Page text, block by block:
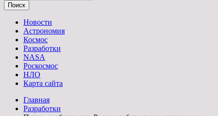
Поиск
Новости
Астрономия
Космос
Разработки
NASA
Роскосмос
НЛО
Карта сайта
Главная
Разработки